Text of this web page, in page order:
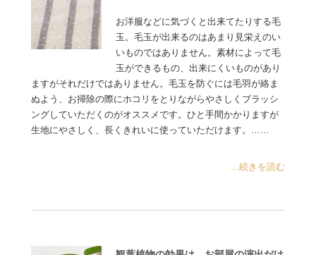
お洋服などに気づくと出来てたりする毛
玉。毛玉が出来るのはあまり見栄えのい
いものではありません。素材によって毛
玉ができるもの、出来にくいものがあり
ますがそれだけではありません。毛玉を防ぐには毛羽が絡ま
ぬよう、お掃除の際にホコリをとりながらやさしくブラッシ
ングしていただくのがオススメです。ひと手間かかりますが
生地にやさしく、長くきれいに使っていただけます。……
...続きを読む